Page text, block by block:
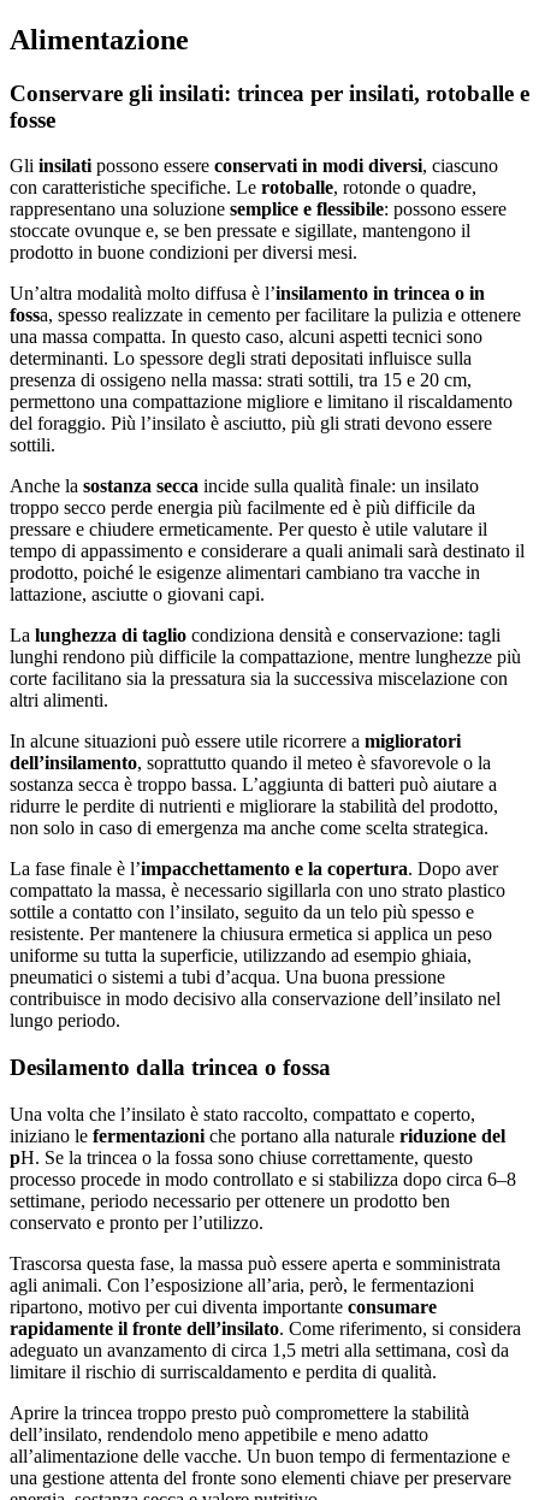
Alimentazione
Conservare gli insilati: trincea per insilati, rotoballe e
fosse
Gli insilati possono essere conservati in modi diversi, ciascuno
con caratteristiche specifiche. Le rotoballe, rotonde o quadre,
rappresentano una soluzione semplice e flessibile: possono essere
stoccate ovunque e, se ben pressate e sigillate, mantengono il
prodotto in buone condizioni per diversi mesi.
Un’altra modalità molto diffusa è l’insilamento in trincea o in
fossa, spesso realizzate in cemento per facilitare la pulizia e ottenere
una massa compatta. In questo caso, alcuni aspetti tecnici sono
determinanti. Lo spessore degli strati depositati influisce sulla
presenza di ossigeno nella massa: strati sottili, tra 15 e 20 cm,
permettono una compattazione migliore e limitano il riscaldamento
del foraggio. Più l’insilato è asciutto, più gli strati devono essere
sottili.
Anche la sostanza secca incide sulla qualità finale: un insilato
troppo secco perde energia più facilmente ed è più difficile da
pressare e chiudere ermeticamente. Per questo è utile valutare il
tempo di appassimento e considerare a quali animali sarà destinato il
prodotto, poiché le esigenze alimentari cambiano tra vacche in
lattazione, asciutte o giovani capi.
La lunghezza di taglio condiziona densità e conservazione: tagli
lunghi rendono più difficile la compattazione, mentre lunghezze più
corte facilitano sia la pressatura sia la successiva miscelazione con
altri alimenti.
In alcune situazioni può essere utile ricorrere a miglioratori
dell’insilamento, soprattutto quando il meteo è sfavorevole o la
sostanza secca è troppo bassa. L’aggiunta di batteri può aiutare a
ridurre le perdite di nutrienti e migliorare la stabilità del prodotto,
non solo in caso di emergenza ma anche come scelta strategica.
La fase finale è l’impacchettamento e la copertura. Dopo aver
compattato la massa, è necessario sigillarla con uno strato plastico
sottile a contatto con l’insilato, seguito da un telo più spesso e
resistente. Per mantenere la chiusura ermetica si applica un peso
uniforme su tutta la superficie, utilizzando ad esempio ghiaia,
pneumatici o sistemi a tubi d’acqua. Una buona pressione
contribuisce in modo decisivo alla conservazione dell’insilato nel
lungo periodo.
Desilamento dalla trincea o fossa
Una volta che l’insilato è stato raccolto, compattato e coperto,
iniziano le fermentazioni che portano alla naturale riduzione del
pH. Se la trincea o la fossa sono chiuse correttamente, questo
processo procede in modo controllato e si stabilizza dopo circa 6–8
settimane, periodo necessario per ottenere un prodotto ben
conservato e pronto per l’utilizzo.
Trascorsa questa fase, la massa può essere aperta e somministrata
agli animali. Con l’esposizione all’aria, però, le fermentazioni
ripartono, motivo per cui diventa importante consumare
rapidamente il fronte dell’insilato. Come riferimento, si considera
adeguato un avanzamento di circa 1,5 metri alla settimana, così da
limitare il rischio di surriscaldamento e perdita di qualità.
Aprire la trincea troppo presto può compromettere la stabilità
dell’insilato, rendendolo meno appetibile e meno adatto
all’alimentazione delle vacche. Un buon tempo di fermentazione e
una gestione attenta del fronte sono elementi chiave per preservare